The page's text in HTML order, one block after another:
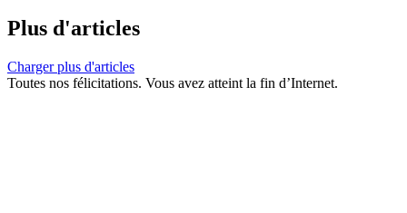
Plus d'articles
Charger plus d'articles
Toutes nos félicitations. Vous avez atteint la fin d’Internet.